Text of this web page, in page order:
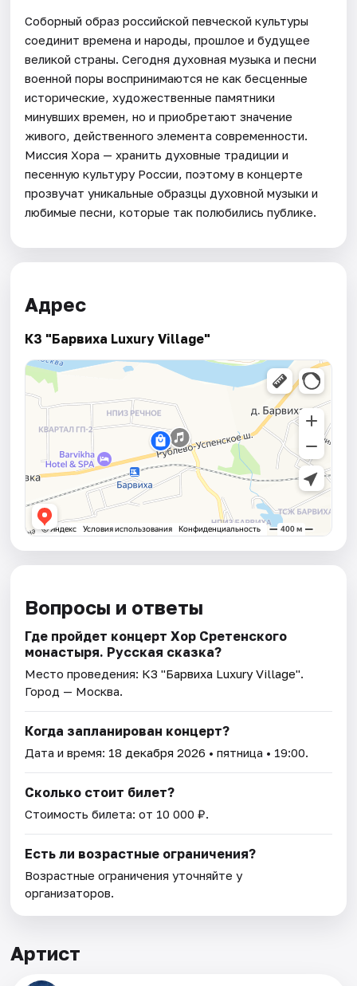
Соборный образ российской певческой культуры
соединит времена и народы, прошлое и будущее
великой страны. Сегодня духовная музыка и песни
военной поры воспринимаются не как бесценные
исторические, художественные памятники
минувших времен, но и приобретают значение
живого, действенного элемента современности.
Миссия Хора — хранить духовные традиции и
песенную культуру России, поэтому в концерте
прозвучат уникальные образцы духовной музыки и
любимые песни, которые так полюбились публике.
Адрес
КЗ "Барвиха Luxury Village"
Вопросы и ответы
Где пройдет концерт Хор Сретенского
монастыря. Русская сказка?
Место проведения: КЗ "Барвиха Luxury Village".
Город — Москва.
Когда запланирован концерт?
Дата и время: 18 декабря 2026 • пятница • 19:00.
Сколько стоит билет?
Стоимость билета: от 10 000 ₽.
Есть ли возрастные ограничения?
Возрастные ограничения уточняйте у
организаторов.
Артист